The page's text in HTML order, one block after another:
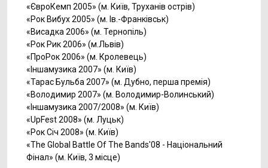
«ЄвроКемп 2005» (м. Київ, Труханів острів)
«Рок Вибух 2005» (м. Ів.-Франківськ)
«Висадка 2006» (м. Тернопіль)
«Рок Рик 2006» (м.Львів)
«ПроРок 2006» (м. Кролевець)
«Іншамузика 2007» (м. Київ)
«Тарас Бульба 2007» (м. Дубно, перша премія)
«Володимир 2007» (м. Володимир-Волинський)
«Іншамузика 2007/2008» (м. Київ)
«UpFest 2008» (м. Луцьк)
«Рок Січ 2008» (м. Київ)
«The Global Battle Of The Bands'08 - Національний
Фінал» (м. Київ, 3 місце)